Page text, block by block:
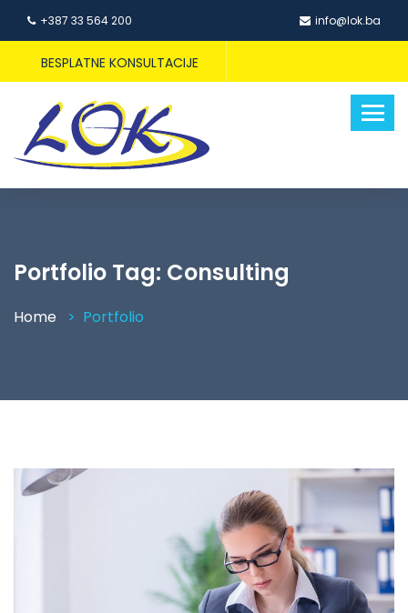
+387 33 564 200 info@lok.ba
BESPLATNE KONSULTACIJE
Portfolio Tag: Consulting
Home Portfolio